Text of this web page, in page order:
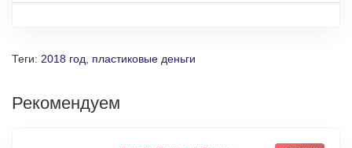
Теги: 2018 год пластиковые деньги
Рекомендуем